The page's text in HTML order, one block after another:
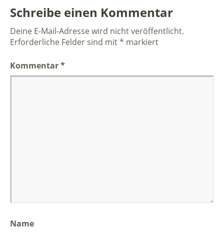
Schreibe einen Kommentar
Deine E-Mail-Adresse wird nicht veröffentlicht.
Erforderliche Felder sind mit* markiert
Kommentar*
Name